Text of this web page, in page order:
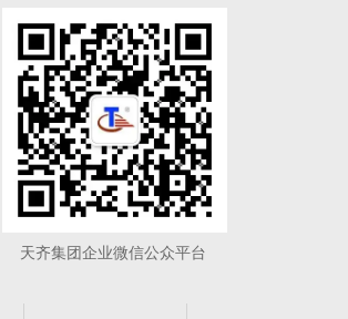
天齐集团企业微信公众平台